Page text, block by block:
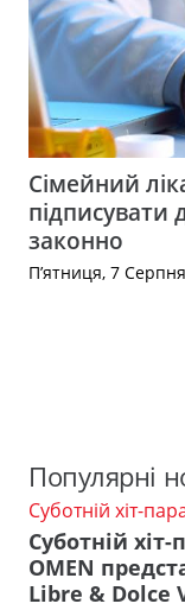
Сімейний
підписувати
законно
П’ятниця, 7
Популярні
Суботній хіт-
Суботній хіт-
OMEN
Libre & Dolce